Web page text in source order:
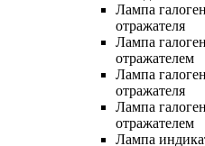
Лампа
отражателя
Лампа
отражателем
Лампа
отражателя
Лампа
отражателем
Лампа